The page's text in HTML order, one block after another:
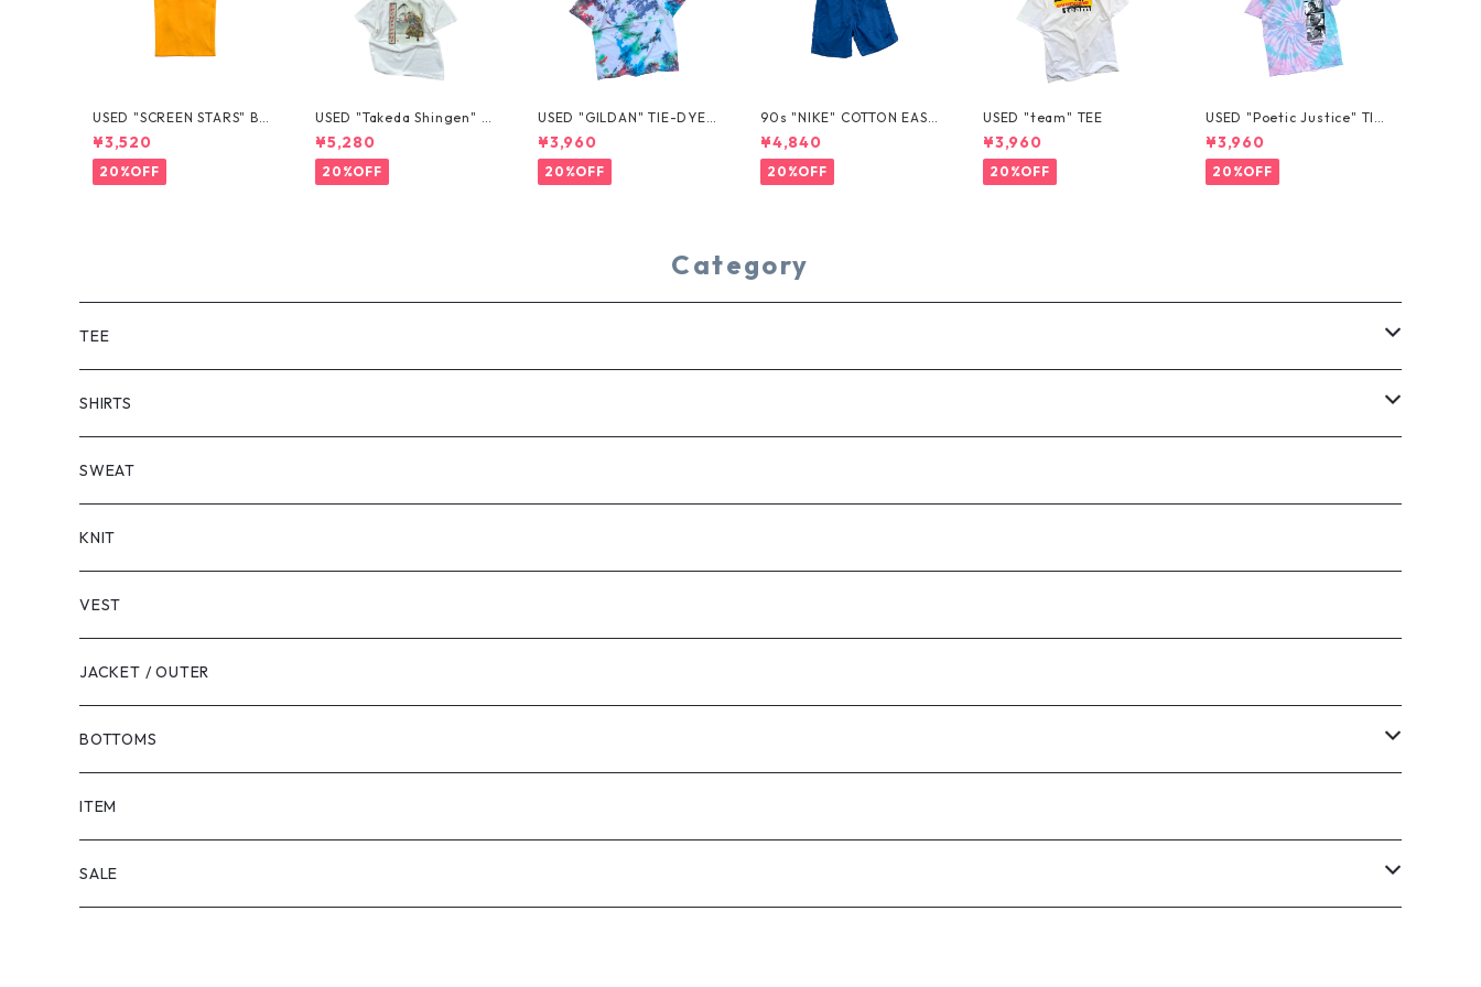
USED "SCREEN STARS" BL
ANK TEE
¥3,520
20%OFF
USED "Takeda Shingen" T
EE
¥5,280
20%OFF
USED "GILDAN" TIE-DYE T
EE
¥3,960
20%OFF
90s "NIKE" COTTON EASY
SHORTS
¥4,840
20%OFF
USED "team" TEE
¥3,960
20%OFF
USED "Poetic Justice" TIE
-DYE TEE
¥3,960
20%OFF
Category
TEE
SHORT SLEEVE
LONG SLEEVE
SHIRTS
SHORT SLEEVE
LONG SLEEVE
SWEAT
KNIT
VEST
JACKET / OUTER
BOTTOMS
SHORTS
PANTS
ITEM
SALE